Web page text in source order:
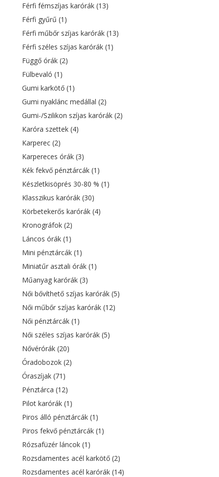
Férfi fémszíjas karórák (13)
Férfi gyűrű (1)
Férfi műbőr szíjas karórák (13)
Férfi széles szíjas karórák (1)
Függő órák (2)
Fülbevaló (1)
Gumi karkötő (1)
Gumi nyaklánc medállal (2)
Gumi-/Szilikon szíjas karórák (2)
Karóra szettek (4)
Karperec (2)
Karpereces órák (3)
Kék fekvő pénztárcák (1)
Készletkisöprés 30-80 % (1)
Klasszikus karórák (30)
Körbetekerős karórák (4)
Kronográfok (2)
Láncos órák (1)
Mini pénztárcák (1)
Miniatűr asztali órák (1)
Műanyag karórák (3)
Női bővíthető szíjas karórák (5)
Női műbőr szíjas karórák (12)
Női pénztárcák (1)
Női széles szíjas karórák (5)
Nővérórák (20)
Óradobozok (2)
Óraszíjak (71)
Pénztárca (12)
Pilot karórák (1)
Piros álló pénztárcák (1)
Piros fekvő pénztárcák (1)
Rózsafüzér láncok (1)
Rozsdamentes acél karkötő (2)
Rozsdamentes acél karórák (14)